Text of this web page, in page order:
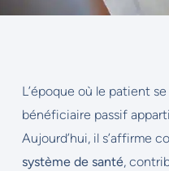
L’époque où le patient
bénéficiaire passif
Aujourd’hui, il s’affirme
système de santé,